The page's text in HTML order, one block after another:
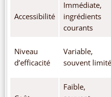
Accessibilité
Immédiate,
ingrédients
courants
Niveau
d’efficacité
Variable,
souvent limité
Faible,